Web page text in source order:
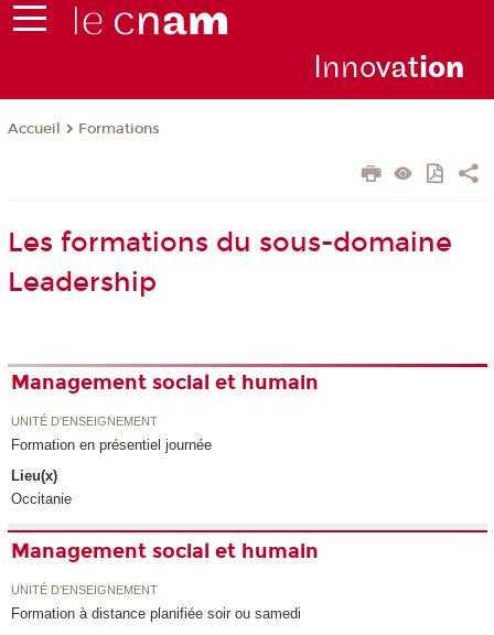
Innovation
Accueil Formations
Les formations du sous-domaine
Leadership
Management social et humain
UNITÉ D’ENSEIGNEMENT
Formation en présentiel journée
Lieu(x)
Occitanie
Management social et humain
UNITÉ D’ENSEIGNEMENT
Formation à distance planifiée soir ou samedi